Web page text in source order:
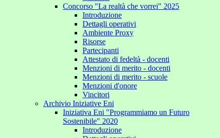
Concorso "La realtà che vorrei" 2025
Introduzione
Dettagli operativi
Ambiente Proxy
Risorse
Partecipanti
Attestato di fedeltà - docenti
Menzioni di merito - docenti
Menzioni di merito - scuole
Menzioni d'onore
Vincitori
Archivio Iniziative Eni
Iniziativa Eni "Programmiamo un Futuro
Sostenibile" 2020
Introduzione